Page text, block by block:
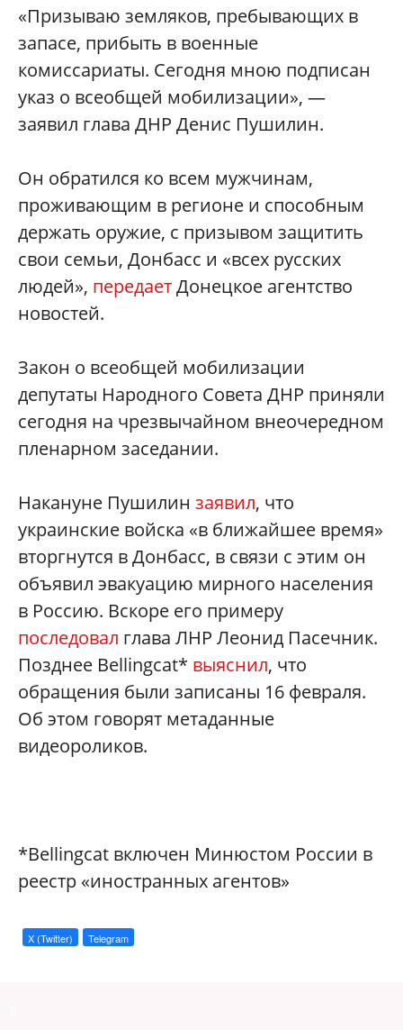
«Призываю земляков, пребывающих в
запасе, прибыть в военные
комиссариаты. Сегодня мною подписан
указ о всеобщей мобилизации», —
заявил глава ДНР Денис Пушилин.
Он обратился ко всем мужчинам,
проживающим в регионе и способным
держать оружие, с призывом защитить
свои семьи, Донбасс и «всех русских
людей», передаетДонецкое агентство
новостей.
Закон о всеобщей мобилизации
депутаты Народного Совета ДНР приняли
сегодня на чрезвычайном внеочередном
пленарном заседании.
Накануне Пушилин заявил, что
украинские войска «в ближайшее время»
вторгнутся в Донбасс, в связи с этим он
объявил эвакуацию мирного населения
в Россию. Вскоре его примеру
последовал глава ЛНР Леонид Пасечник.
Позднее Bellingcat* выяснил, что
обращения были записаны 16 февраля.
Об этом говорят метаданные
видеороликов.
*Bellingcat включен Минюстом России в
реестр «иностранных агентов»
X (Twitter) Telegram